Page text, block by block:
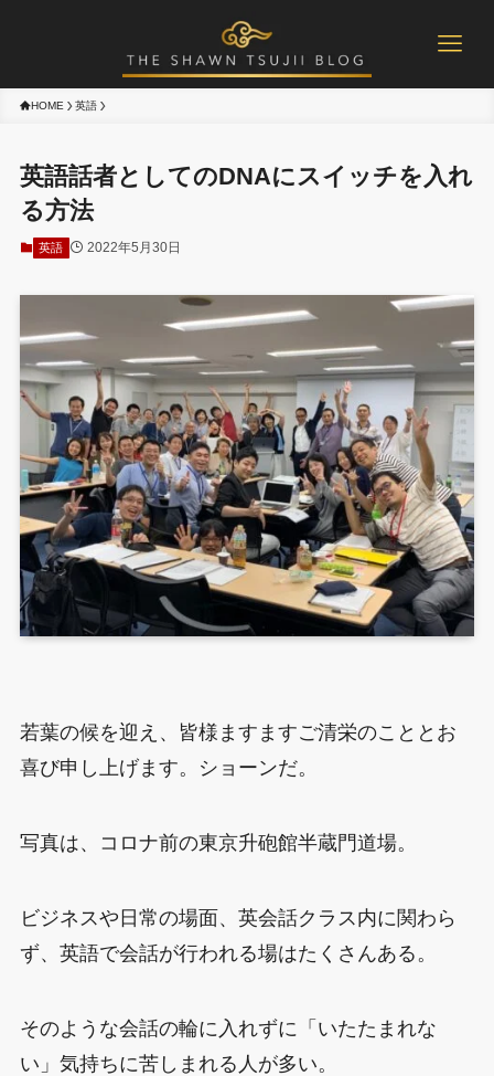
HOME 英語
英語話者としてのDNAにスイッチを入れ
る方法
英語 2022年5月30日
若葉の候を迎え、皆様ますますご清栄のこととお
喜び申し上げます。ショーンだ。
写真は、コロナ前の東京升砲館半蔵門道場。
ビジネスや日常の場面、英会話クラス内に関わら
ず、英語で会話が行われる場はたくさんある。
そのような会話の輪に入れずに「いたたまれな
い」気持ちに苦しまれる人が多い。